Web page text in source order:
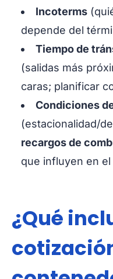
Incoterms
depende del
Tiempo de
(salidas más
caras; planificar
Condiciones
(estacionalidad/
recargos de
que influyen en
¿Qué